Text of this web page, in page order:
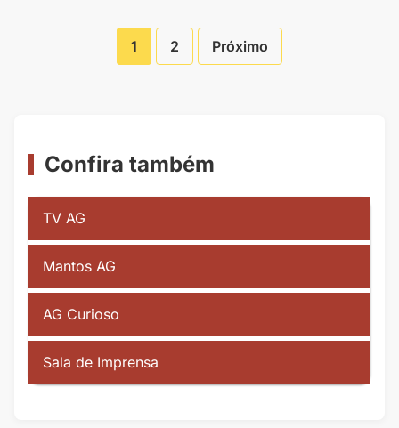
Paginação
1 2 Próximo
Confira também
TV AG
Mantos AG
AG Curioso
Sala de Imprensa